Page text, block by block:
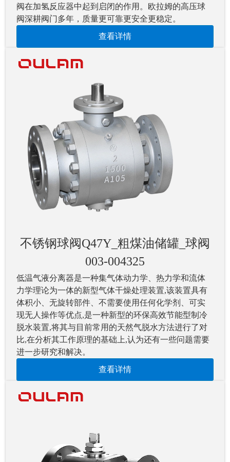
阀在加氢反应器中起到启闭的作用。欧拉姆的高压球
阀深耕阀门多年，质量更可靠更安全更稳定。
查看详情
不锈钢球阀Q47Y_粗煤油储罐_球阀
003-004325
低温气液分离器是一种集气体动力学、热力学和流体
力学理论为一体的新型气体干燥处理装置,该装置具有
体积小、无旋转部件、不需要使用任何化学剂、可实
现无人操作等优点,是一种新型的环保高效节能型制冷
脱水装置,将其与目前常用的天然气脱水方法进行了对
比,在分析其工作原理的基础上,认为还有一些问题需要
进一步研究和解决。
查看详情